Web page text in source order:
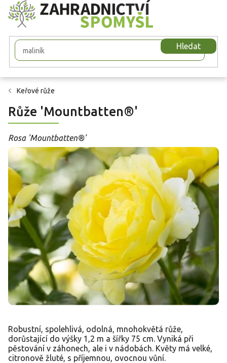
Přejít
na
obsah
Hledat
Keřové růže
Růže 'Mountbatten®'
Rosa 'Mountbatten®'
Robustní, spolehlivá, odolná, mnohokvětá růže,
dorůstající do výšky 1,2 m a šířky 75 cm. Vyniká při
pěstování v záhonech, ale i v nádobách. Květy má velké,
citronově žluté, s příjemnou, ovocnou vůní.